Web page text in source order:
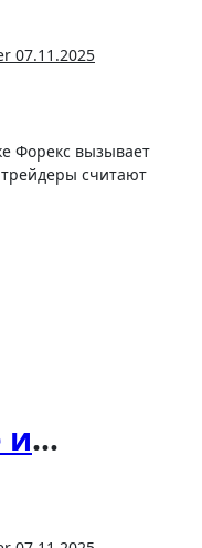
07.11.2025
считают
и